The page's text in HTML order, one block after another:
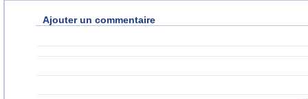
Ajouter un commentaire